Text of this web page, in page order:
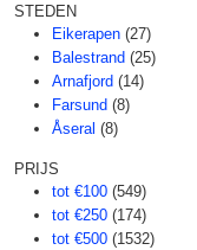
STEDEN
Eikerapen (27)
Balestrand (25)
Arnafjord (14)
Farsund (8)
Åseral (8)
PRIJS
tot €100 (549)
tot €250 (174)
tot €500 (1532)